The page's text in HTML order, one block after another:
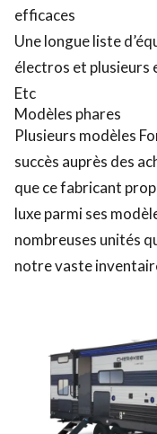
efficaces
Une longue liste
électros et plusieurs
Etc
Modèles phares
Plusieurs modèles
succès auprès des
que ce fabricant
luxeparmi ses
nombreuses unités
notre vaste